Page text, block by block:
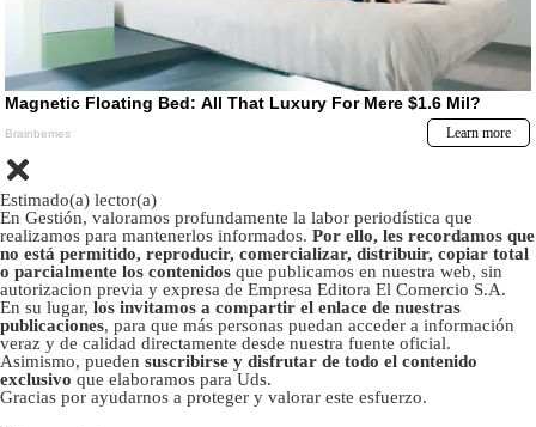
Estimado(a) lector(a)
En Gestión, valoramos profundamente la labor periodística que
realizamos para mantenerlos informados. Por ello, les recordamos que
no está permitido, reproducir, comercializar, distribuir, copiar total
o parcialmente los contenidos que publicamos en nuestra web, sin
autorizacion previa y expresa de Empresa Editora El Comercio S.A.
En su lugar, los invitamos a compartir el enlace de nuestras
publicaciones, para que más personas puedan acceder a información
veraz y de calidad directamente desde nuestra fuente oficial.
Asimismo, pueden suscribirse y disfrutar de todo el contenido
exclusivo que elaboramos para Uds.
Gracias por ayudarnos a proteger y valorar este esfuerzo.